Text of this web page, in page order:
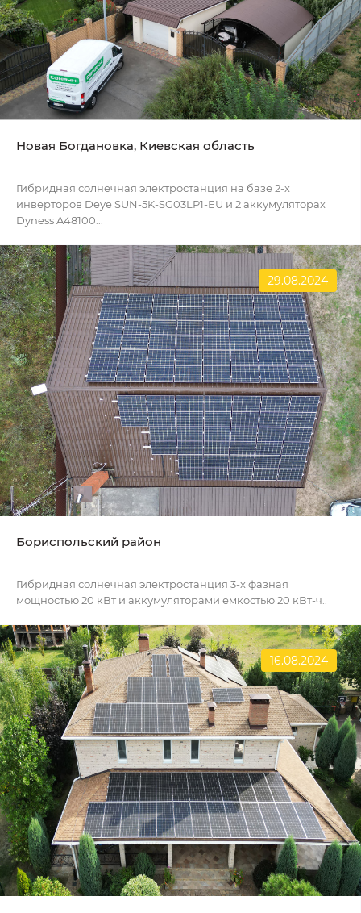
Новая Богдановка, Киевская область
Гибридная солнечная электростанция на базе 2-х
инверторов Deye SUN-5K-SG03LP1-EU и 2 аккумуляторах
Dyness A48100...
29.08.2024
Бориспольский район
Гибридная солнечная электростанция 3-х фазная
мощностью 20 кВт и аккумуляторами емкостью 20 кВт-ч..
16.08.2024